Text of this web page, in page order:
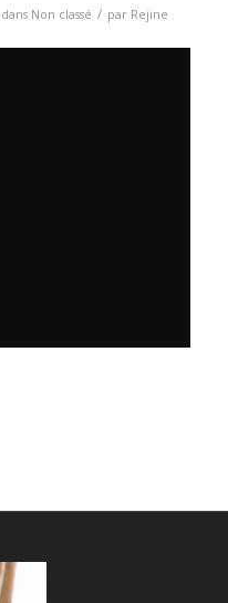
dans Non classé / par Rejine